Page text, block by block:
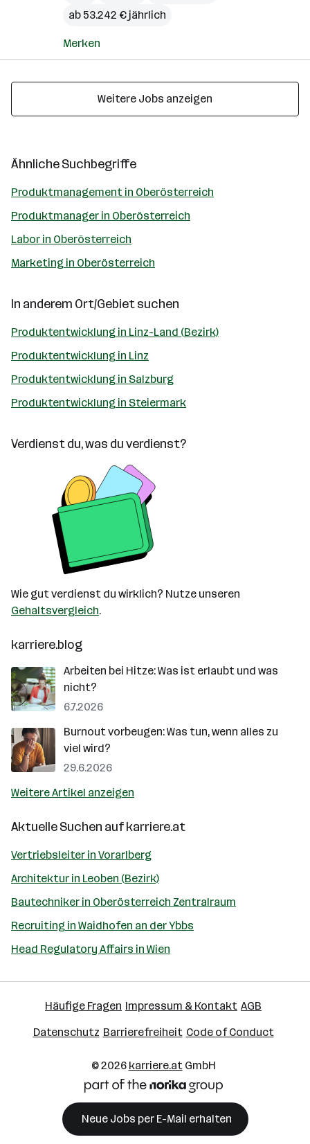
ab 53.242 € jährlich
Merken
Weitere Jobs anzeigen
Ähnliche Suchbegriffe
Produktmanagement in Oberösterreich
Produktmanager in Oberösterreich
Labor in Oberösterreich
Marketing in Oberösterreich
In anderem Ort/Gebiet suchen
Produktentwicklung in Linz-Land (Bezirk)
Produktentwicklung in Linz
Produktentwicklung in Salzburg
Produktentwicklung in Steiermark
Verdienst du, was du verdienst?
Wie gut verdienst du wirklich? Nutze unseren
Gehaltsvergleich.
karriere.blog
Arbeiten bei Hitze: Was ist erlaubt und was
nicht?
6.7.2026
Burnout vorbeugen: Was tun, wenn alles zu
viel wird?
29.6.2026
Weitere Artikel anzeigen
Aktuelle Suchen aufkarriere.at
Vertriebsleiter in Vorarlberg
Architektur in Leoben (Bezirk)
Bautechniker in Oberösterreich Zentralraum
Recruiting in Waidhofen an der Ybbs
Head Regulatory Affairs in Wien
Häufige Fragen Impressum & Kontakt AGB
Datenschutz Barrierefreiheit Code of Conduct
© 2026 karriere.atGmbH
Neue Jobs per E-Mail erhalten